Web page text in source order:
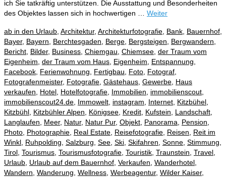
ich Sie tatkräftig unterstützen. Die Ausstattung und Besonderheiten
des Objektes lassen sich in hochwertigen … Weiter
ab in den Urlaub Architektur, Architekturfotografie Bank Bauernhof
Bayer, Bayern Berchtesgaden Berge Bergsteigen Bergwandern
Bericht Bilder, Business Chiemgau Chiemsee der Traum vom
Eigenheim der Traum vom Haus Eigenheim Entspannung
Facebook Ferienwohnung Fertigbau Foto Fotograf
Fotografenmeister, Fotografie Gästehaus Gewerbe Haus
verkaufen
Hotel Hotelfotografie Immobilien immobilienscout
immobilienscout24.de Immowelt instagram Internet Kitzbühel
Kitzbühl Kitzbühler Alpen Königsee Kredit Kufstein Landschaft
Langlaufen
Meer, Natur, Natur Pur, Objekt Panorama Pension
Photo Photographie Real Estate Reisefotografie Reisen
Reit im
Winkl Ruhpolding Salzburg See Ski Skifahren Sonne Stimmung
Tirol Tourismus Tourismusfotografie Touristik Traunstein Travel
Urlaub Urlaub auf dem Bauernhof Verkaufen Wanderhotel
Wandern Wanderung Wellness Werbeagentur, Wilder Kaiser,